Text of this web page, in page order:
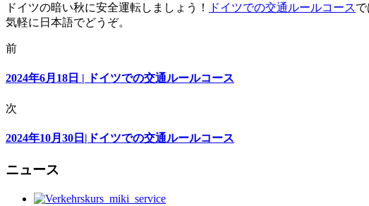
ドイツの暗い秋に安全運転しましょう！ ドイツでの交通ルールコース
気軽に日本語でどうぞ。
前
2024年6月18日 | ドイツでの交通ルールコース
次
2024年10月30日|ドイツでの交通ルールコース
ニュース